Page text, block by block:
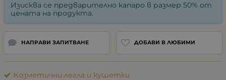
Изисква се предварително капаро в размер 50% от
цената на продукта.
НАПРАВИ ЗАПИТВАНЕ ДОБАВИ В ЛЮБИМИ
Козметични легла и кушетки